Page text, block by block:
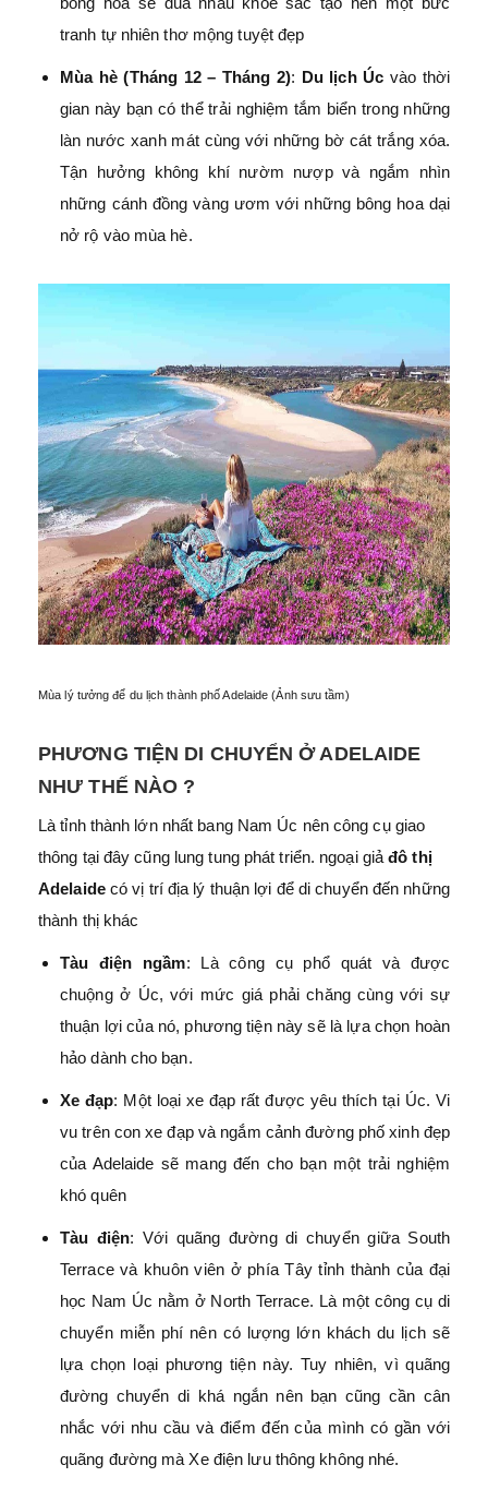
tranh tự nhiên thơ mộng tuyệt đẹp
Mùa hè (Tháng 12 – Tháng 2): Du lịch Úc vào thời
gian này bạn có thể trải nghiệm tắm biển trong những
làn nước xanh mát cùng với những bờ cát trắng xóa.
Tận hưởng không khí nườm nượp và ngắm nhìn
những cánh đồng vàng ươm với những bông hoa dại
nở rộ vào mùa hè.
Mùa lý tưởng để du lịch thành phố Adelaide (Ảnh sưu tầm)
PHƯƠNG TIỆN DI CHUYỂN Ở ADELAIDE
NHƯ THẾ NÀO ?
Là tỉnh thành lớn nhất bang Nam Úc nên công cụ giao
thông tại đây cũng lung tung phát triển. ngoại giả đô thị
Adelaide có vị trí địa lý thuận lợi để di chuyển đến những
thành thị khác
Tàu điện ngầm: Là công cụ phổ quát và được
chuộng ở Úc, với mức giá phải chăng cùng với sự
thuận lợi của nó, phương tiện này sẽ là lựa chọn hoàn
hảo dành cho bạn.
Xe đạp: Một loại xe đạp rất được yêu thích tại Úc. Vi
vu trên con xe đạp và ngắm cảnh đường phố xinh đẹp
của Adelaide sẽ mang đến cho bạn một trải nghiệm
khó quên
Tàu điện: Với quãng đường di chuyển giữa South
Terrace và khuôn viên ở phía Tây tỉnh thành của đại
học Nam Úc nằm ở North Terrace. Là một công cụ di
chuyển miễn phí nên có lượng lớn khách du lịch sẽ
lựa chọn loại phương tiện này. Tuy nhiên, vì quãng
đường chuyển di khá ngắn nên bạn cũng cần cân
nhắc với nhu cầu và điểm đến của mình có gần với
quãng đường mà Xe điện lưu thông không nhé.